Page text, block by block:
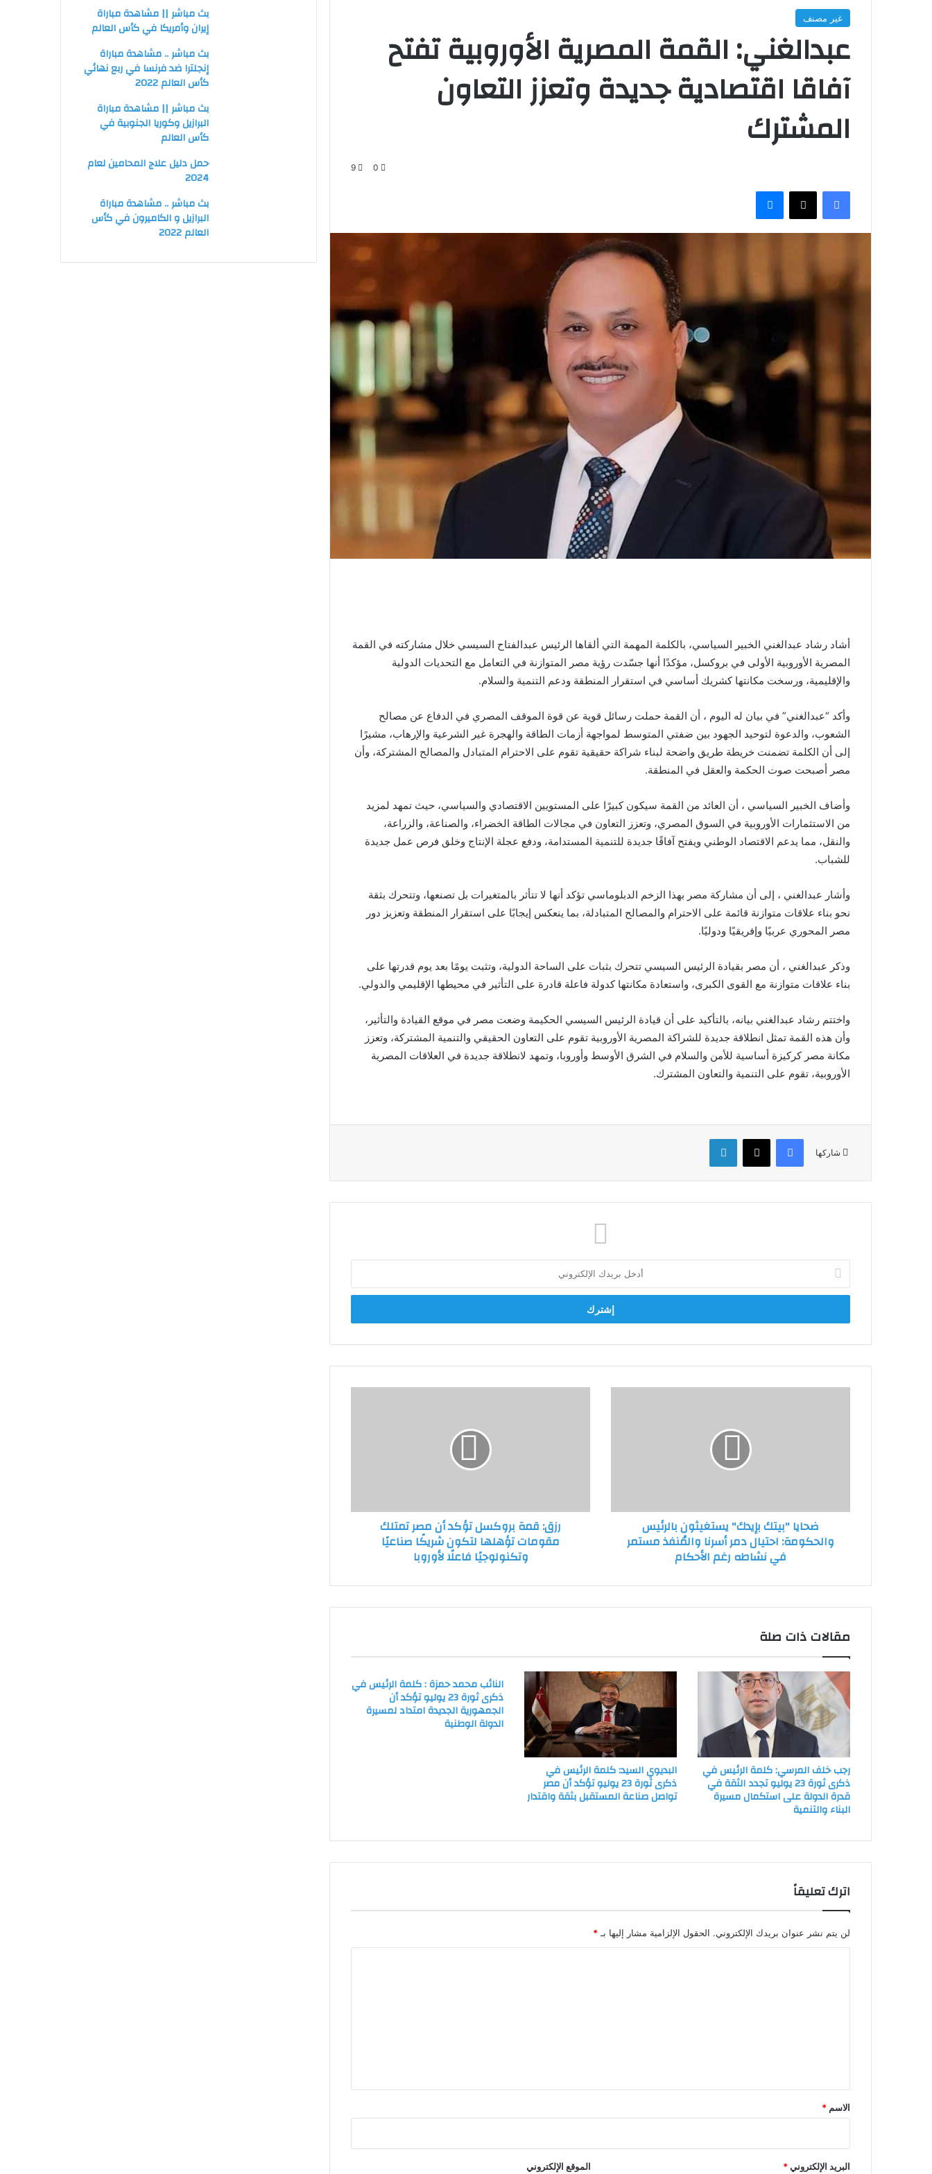
غير مصنف
عبدالغني: القمة المصرية الأوروبية تفتح
آفاقا اقتصادية جديدة وتعزز التعاون
المشترك
0
9
فيسبوك ‫X ماسنجر
أشاد رشاد عبدالغني الخبير السياسي، بالكلمة المهمة التي ألقاها الرئيس عبدالفتاح السيسي خلال مشاركته في القمة
المصرية الأوروبية الأولى في بروكسل، مؤكدًا أنها جسّدت رؤية مصر المتوازنة في التعامل مع التحديات الدولية
والإقليمية، ورسخت مكانتها كشريك أساسي في استقرار المنطقة ودعم التنمية والسلام.
وأكد “عبدالغني” في بيان له اليوم ، أن القمة حملت رسائل قوية عن قوة الموقف المصري في الدفاع عن مصالح
الشعوب، والدعوة لتوحيد الجهود بين ضفتي المتوسط لمواجهة أزمات الطاقة والهجرة غير الشرعية والإرهاب، مشيرًا
إلى أن الكلمة تضمنت خريطة طريق واضحة لبناء شراكة حقيقية تقوم على الاحترام المتبادل والمصالح المشتركة، وأن
مصر أصبحت صوت الحكمة والعقل في المنطقة.
وأضاف الخبير السياسي ، أن العائد من القمة سيكون كبيرًا على المستويين الاقتصادي والسياسي، حيث تمهد لمزيد
من الاستثمارات الأوروبية في السوق المصري، وتعزز التعاون في مجالات الطاقة الخضراء، والصناعة، والزراعة،
والنقل، مما يدعم الاقتصاد الوطني ويفتح آفاقًا جديدة للتنمية المستدامة، ودفع عجلة الإنتاج وخلق فرص عمل جديدة
للشباب.
وأشار عبدالغني ، إلى أن مشاركة مصر بهذا الزخم الدبلوماسي تؤكد أنها لا تتأثر بالمتغيرات بل تصنعها، وتتحرك بثقة
نحو بناء علاقات متوازنة قائمة على الاحترام والمصالح المتبادلة، بما ينعكس إيجابًا على استقرار المنطقة وتعزيز دور
مصر المحوري عربيًا وإفريقيًا ودوليًا.
وذكر عبدالغني ، أن مصر بقيادة الرئيس السيسي تتحرك بثبات على الساحة الدولية، وتثبت يومًا بعد يوم قدرتها على
بناء علاقات متوازنة مع القوى الكبرى، واستعادة مكانتها كدولة فاعلة قادرة على التأثير في محيطها الإقليمي والدولي.
واختتم رشاد عبدالغني بيانه، بالتأكيد على أن قيادة الرئيس السيسي الحكيمة وضعت مصر في موقع القيادة والتأثير،
وأن هذه القمة تمثل انطلاقة جديدة للشراكة المصرية الأوروبية تقوم على التعاون الحقيقي والتنمية المشتركة، وتعزز
مكانة مصر كركيزة أساسية للأمن والسلام في الشرق الأوسط وأوروبا، وتمهد لانطلاقة جديدة في العلاقات المصرية
الأوروبية، تقوم على التنمية والتعاون المشترك.
شاركها
فيسبوك ‫X لينكدإن
بريدك
الإلكتروني
والمُنفذ
ضحايا "بيتك بإيدك" يستغيثون بالرئيس
والحكومة: احتيال دمر أسرنا والمُنفذ مستمر
في نشاطه رغم الأحكام
تؤهلها
رزق: قمة بروكسل تؤكد أن مصر تمتلك
مقومات تؤهلها لتكون شريكًا صناعيًا
وتكنولوجيًا فاعلًا لأوروبا
مقالات ذات صلة
رجب خلف المرسي: كلمة الرئيس في
ذكرى ثورة 23 يوليو تجدد الثقة في
قدرة الدولة على استكمال مسيرة
البناء والتنمية
البديوي السيد: كلمة الرئيس في
ذكرى ثورة 23 يوليو تؤكد أن مصر
تواصل صناعة المستقبل بثقة واقتدار
النائب محمد حمزة : كلمة الرئيس في
ذكرى ثورة 23 يوليو تؤكد أن
الجمهورية الجديدة امتداد لمسيرة
الدولة الوطنية
اترك تعليقاً
لن يتم نشر عنوان بريدك الإلكتروني. الحقول الإلزامية مشار إليها بـ *
*
الاسم *
البريد الإلكتروني* الموقع الإلكتروني
بث مباشر || مشاهدة مباراة
إيران وأمريكا في كأس العالم
بث مباشر .. مشاهدة مباراة
إنجلترا ضد فرنسا في ربع نهائي
كأس العالم 2022
بث مباشر || مشاهدة مباراة
البرازيل وكوريا الجنوبية في
كأس العالم
حمل دليل علاج المحامين لعام
2024
بث مباشر .. مشاهدة مباراة
البرازيل و الكاميرون في كأس
العالم 2022